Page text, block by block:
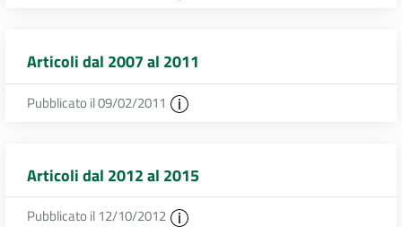
Articoli dal 2007 al 2011
Pubblicato il 09/02/2011
Articoli dal 2012 al 2015
Pubblicato il 12/10/2012